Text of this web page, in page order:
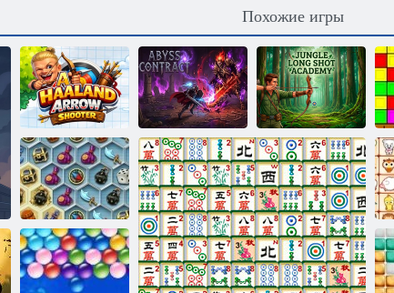
Похожие игры
Холанд:
Стрелок из
лука
Контракт
Бездны
Стрельба в
джунглях:
Дальний
выстрел
Сокровища
мистического
моря